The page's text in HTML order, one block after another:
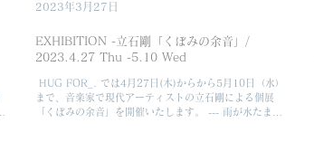
EXHIBITION -立石剛「くぼみの余音」/
2023.4.27 Thu -5.10 Wed
⁡ HUG FOR_. では4月27日(木)からから5月10日（水）
まで、音楽家で現代アーティストの立石剛による個展
「くぼみの余音」を開催いたします。 --- 雨が水たまり
2023年3月27日